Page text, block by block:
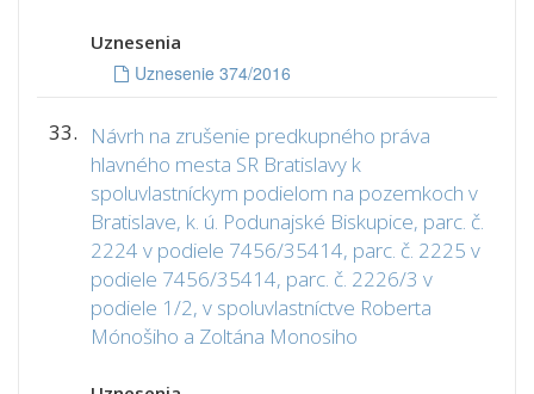
Uznesenia
Uznesenie 374/2016
33.
Návrh na zrušenie predkupného práva
hlavného mesta SR Bratislavy k
spoluvlastníckym podielom na pozemkoch v
Bratislave, k. ú. Podunajské Biskupice, parc. č.
2224 v podiele 7456/35414, parc. č. 2225 v
podiele 7456/35414, parc. č. 2226/3 v
podiele 1/2, v spoluvlastníctve Roberta
Mónošiho a Zoltána Monosiho